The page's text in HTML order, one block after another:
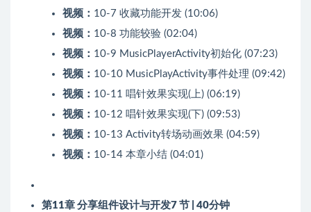
视频： 10-7 收藏功能开发 (10:06)
视频： 10-8 功能较验 (02:04)
视频： 10-9 MusicPlayerActivity初始化 (07:23)
视频： 10-10 MusicPlayActivity事件处理 (09:42)
视频： 10-11 唱针效果实现(上) (06:19)
视频： 10-12 唱针效果实现(下) (09:53)
视频： 10-13 Activity转场动画效果 (04:59)
视频： 10-14 本章小结 (04:01)
第11章 分享组件设计与开发7 节 | 40分钟